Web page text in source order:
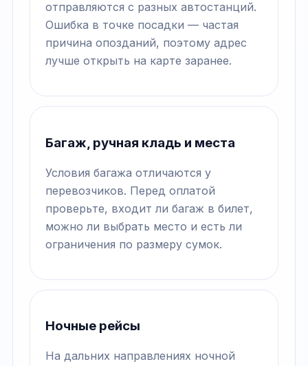
отправляются с разных автостанций.
Ошибка в точке посадки — частая
причина опозданий, поэтому адрес
лучше открыть на карте заранее.
Багаж, ручная кладь и места
Условия багажа отличаются у
перевозчиков. Перед оплатой
проверьте, входит ли багаж в билет,
можно ли выбрать место и есть ли
ограничения по размеру сумок.
Ночные рейсы
На дальних направлениях ночной